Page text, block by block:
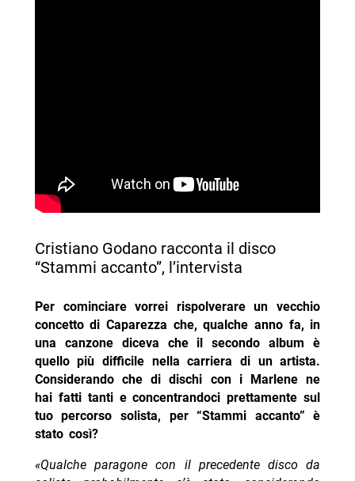
Cristiano Godano racconta il disco
“Stammi accanto”, l’intervista
Per cominciare vorrei rispolverare un vecchio
concetto di Caparezza che, qualche anno fa, in
una canzone diceva che il secondo album è
quello più difficile nella carriera di un artista.
Considerando che di dischi con i Marlene ne
hai fatti tanti e concentrandoci prettamente sul
tuo percorso solista, per “Stammi accanto” è
stato così?
«Qualche paragone con il precedente disco da